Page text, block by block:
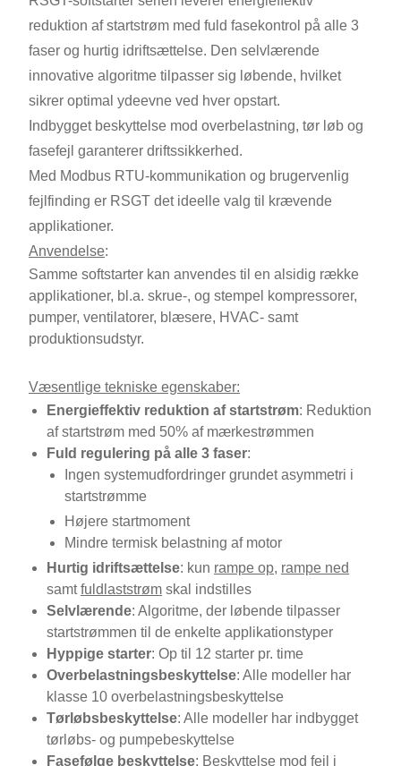
reduktion af startstrøm med fuld fasekontrol på alle 3
faser og hurtig idriftsættelse. Den selvlærende
innovative algoritme tilpasser sig løbende, hvilket
sikrer optimal ydeevne ved hver opstart.
Indbygget beskyttelse mod overbelastning, tør løb og
fasefejl garanterer driftssikkerhed.
Med Modbus RTU-kommunikation og brugervenlig
fejlfinding er RSGT det ideelle valg til krævende
applikationer.
Anvendelse:
Samme softstarter kan anvendes til en alsidig række
applikationer, bl.a. skrue-, og stempel kompressorer,
pumper, ventilatorer, blæsere, HVAC- samt
produktionsudstyr.
Væsentlige tekniske egenskaber:
Energieffektiv reduktion af startstrøm: Reduktion
af startstrøm med 50% af mærkestrømmen
Fuld regulering på alle 3 faser:
Ingen systemudfordringer grundet asymmetri i
startstrømme
Højere startmoment
Mindre termisk belastning af motor
Hurtig idriftsættelse: kun rampe op, rampe ned
samtfuldlaststrøm skal indstilles
Selvlærende: Algoritme, der løbende tilpasser
startstrømmen til de enkelte applikationstyper
Hyppige starter: Op til 12 starter pr. time
Overbelastningsbeskyttelse: Alle modeller har
klasse 10 overbelastningsbeskyttelse
Tørløbsbeskyttelse: Alle modeller har indbygget
tørløbs- og pumpebeskyttelse
Fasefølge beskyttelse: Beskyttelse mod fejl i